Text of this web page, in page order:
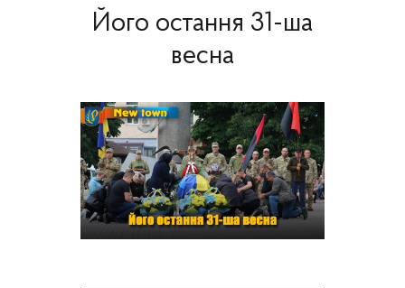
Його остання 31-ша
весна